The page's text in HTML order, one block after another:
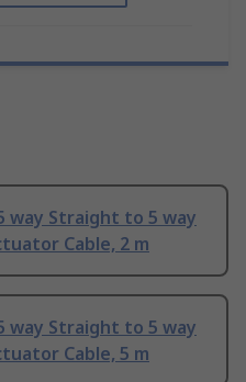
way Straight to 5 way
Cable, 2 m
way Straight to 5 way
Cable, 5 m